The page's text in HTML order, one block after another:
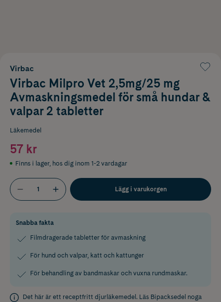
Virbac
Virbac Milpro Vet 2,5mg/25 mg
Avmaskningsmedel för små hundar &
valpar 2 tabletter
Läkemedel
57 kr
Finns i lager, hos dig inom 1-2 vardagar
Lägg i varukorgen
Snabba fakta
Filmdragerade tabletter för avmaskning
För hund och valpar, katt och kattunger
För behandling av bandmaskar och vuxna rundmaskar.
Det här är ett receptfritt djurläkemedel. Läs Bipacksedel noga